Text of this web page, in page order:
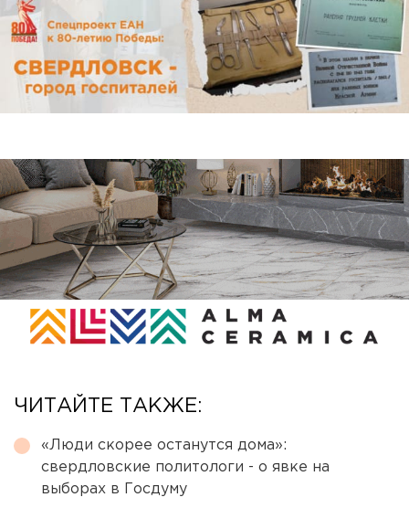
ЧИТАЙТЕ ТАКЖЕ:
«Люди скорее останутся дома»:
свердловские политологи - о явке на
выборах в Госдуму